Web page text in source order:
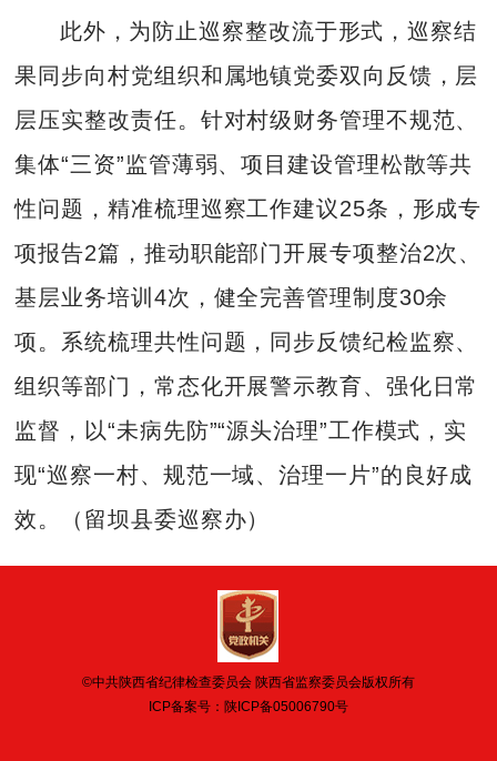
此外，为防止巡察整改流于形式，巡察结
果同步向村党组织和属地镇党委双向反馈，层
层压实整改责任。针对村级财务管理不规范、
集体“三资”监管薄弱、项目建设管理松散等共
性问题，精准梳理巡察工作建议25条，形成专
项报告2篇，推动职能部门开展专项整治2次、
基层业务培训4次，健全完善管理制度30余
项。系统梳理共性问题，同步反馈纪检监察、
组织等部门，常态化开展警示教育、强化日常
监督，以“未病先防”“源头治理”工作模式，实
现“巡察一村、规范一域、治理一片”的良好成
效。（留坝县委巡察办）
©中共陕西省纪律检查委员会 陕西省监察委员会版权所有
ICP备案号： 陕ICP备05006790号